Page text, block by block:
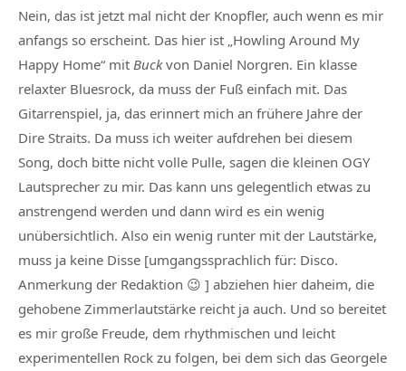
Nein, das ist jetzt mal nicht der Knopfler, auch wenn es mir
anfangs so erscheint. Das hier ist „Howling Around My
Happy Home“ mit Buckvon Daniel Norgren. Ein klasse
relaxter Bluesrock, da muss der Fuß einfach mit. Das
Gitarrenspiel, ja, das erinnert mich an frühere Jahre der
Dire Straits. Da muss ich weiter aufdrehen bei diesem
Song, doch bitte nicht volle Pulle, sagen die kleinen OGY
Lautsprecher zu mir. Das kann uns gelegentlich etwas zu
anstrengend werden und dann wird es ein wenig
unübersichtlich. Also ein wenig runter mit der Lautstärke,
muss ja keine Disse [umgangssprachlich für: Disco.
Anmerkung der Redaktion 😉 ] abziehen hier daheim, die
gehobene Zimmerlautstärke reicht ja auch. Und so bereitet
es mir große Freude, dem rhythmischen und leicht
experimentellen Rock zu folgen, bei dem sich das Georgele